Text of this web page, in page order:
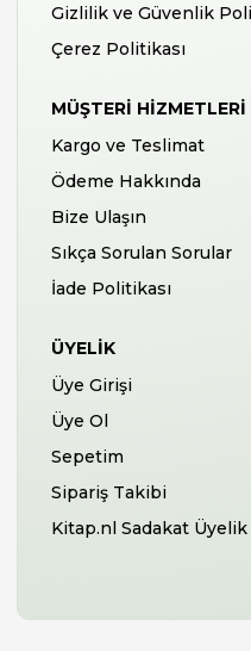
Gizlilik ve Güvenlik
Çerez Politikası
MÜŞTERI HIZMETLERI
Kargo ve Teslimat
Ödeme Hakkında
Bize Ulaşın
Sıkça Sorulan Sorular
İade Politikası
ÜYELIK
Üye Girişi
Üye Ol
Sepetim
Sipariş Takibi
Kitap.nl Sadakat Üyelik